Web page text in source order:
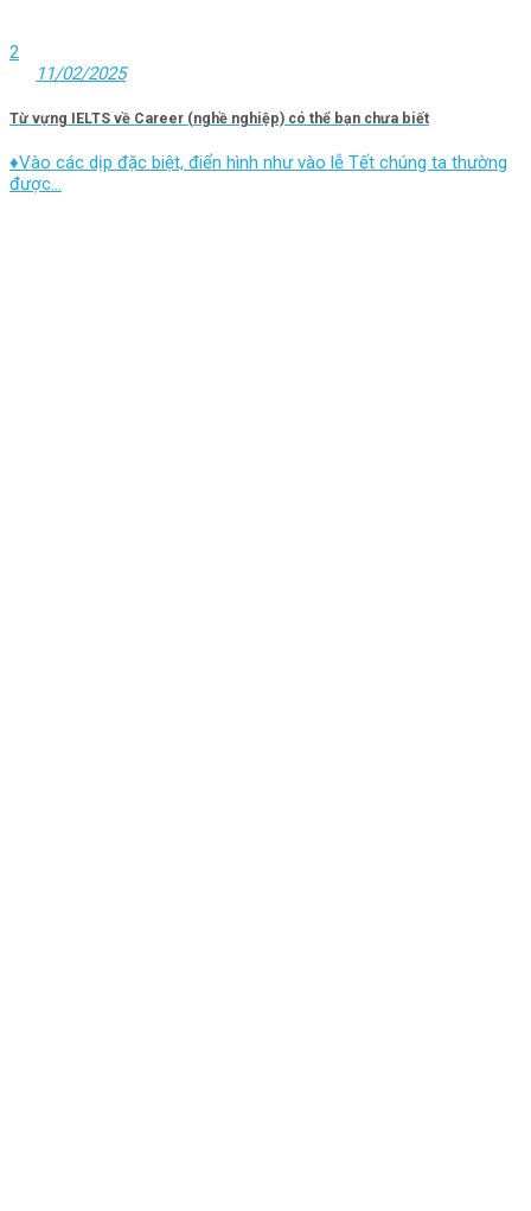
2
11/02/2025
Từ vựng IELTS về Career (nghề nghiệp) có thể bạn chưa biết
♦Vào các dịp đặc biệt, điển hình như vào lễ Tết chúng ta thường
được...